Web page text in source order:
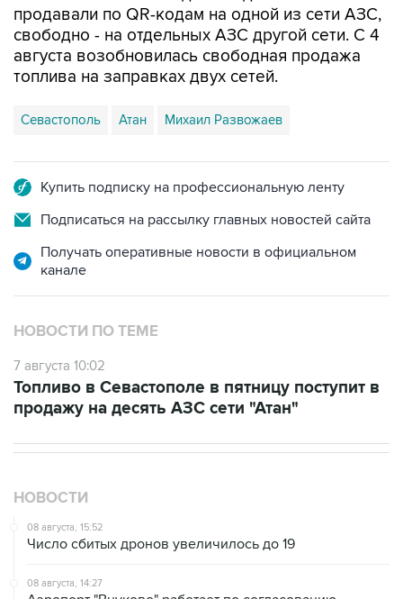
августа возобновилась свободная продажа
топлива на заправках двух сетей.
Севастополь Атан Михаил Развожаев
Подписаться на рассылку главных новостей сайта
Получать оперативные новости в официальном
НОВОСТИ ПО ТЕМЕ
7 августа 10:02
продажу на десять АЗС сети "Атан"
08 августа, 15:52
Число сбитых дронов увеличилось до 19
08 августа, 14:27